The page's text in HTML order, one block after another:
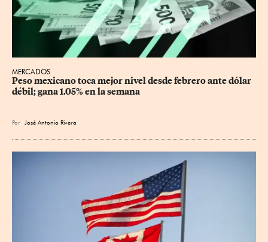
MERCADOS
Peso mexicano toca mejor nivel desde febrero ante dólar
débil; gana 1.05% en la semana
Por José Antonio Rivera